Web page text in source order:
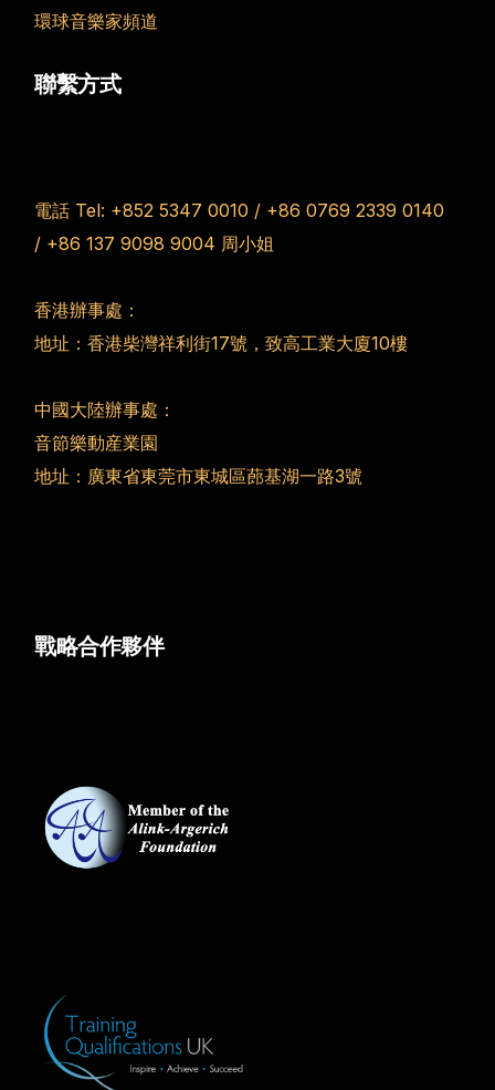
環球音樂家頻道
聯繫方式
電話 Tel: +852 5347 0010 / +86 0769 2339 0140
/ +86 137 9098 9004 周小姐
香港辦事處：
地址：香港柴灣祥利街17號，致高工業大廈10樓
中國大陸辦事處：
音節樂動産業園
地址：廣東省東莞市東城區蓢基湖一路3號
戰略合作夥伴